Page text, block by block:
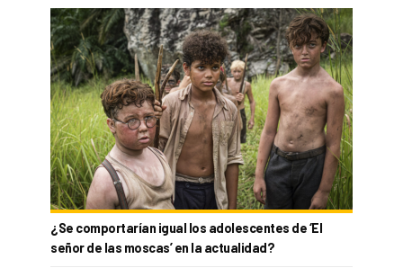
¿Se comportarían igual los adolescentes de ‘El
señor de las moscas’ en la actualidad?